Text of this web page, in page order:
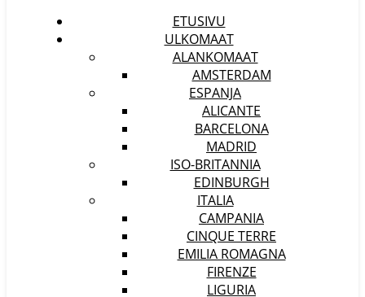
ETUSIVU
ULKOMAAT
ALANKOMAAT
AMSTERDAM
ESPANJA
ALICANTE
BARCELONA
MADRID
ISO-BRITANNIA
EDINBURGH
ITALIA
CAMPANIA
CINQUE TERRE
EMILIA ROMAGNA
FIRENZE
LIGURIA